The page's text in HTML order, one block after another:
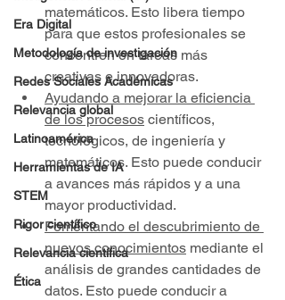
Era Digital
Metodología de investigación
Redes Sociales Académicas
Relevancia global
Latinoamérica
Herramientas de IA
STEM
Rigor científico
Relevancia científica
Ética
matemáticos. Esto libera tiempo
para que estos profesionales se
concentren en tareas más
creativas e innovadoras.
Ayudando a mejorar la eficiencia
de los procesos científicos,
tecnológicos, de ingeniería y
matemáticos. Esto puede conducir
a avances más rápidos y a una
mayor productividad.
Fomentando el descubrimiento de
nuevos conocimientos mediante el
análisis de grandes cantidades de
datos. Esto puede conducir a